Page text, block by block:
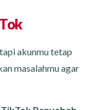
akunmu tetap
masalahmu agar